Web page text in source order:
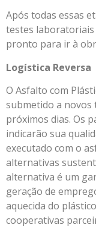
Após todas essas
testes laboratoriais
pronto para ir à
Logística Reversa
O Asfalto com
submetido a novos
próximos dias. Os
indicarão sua
executado com o
alternativas
alternativa é um
geração de
aquecida do
cooperativas